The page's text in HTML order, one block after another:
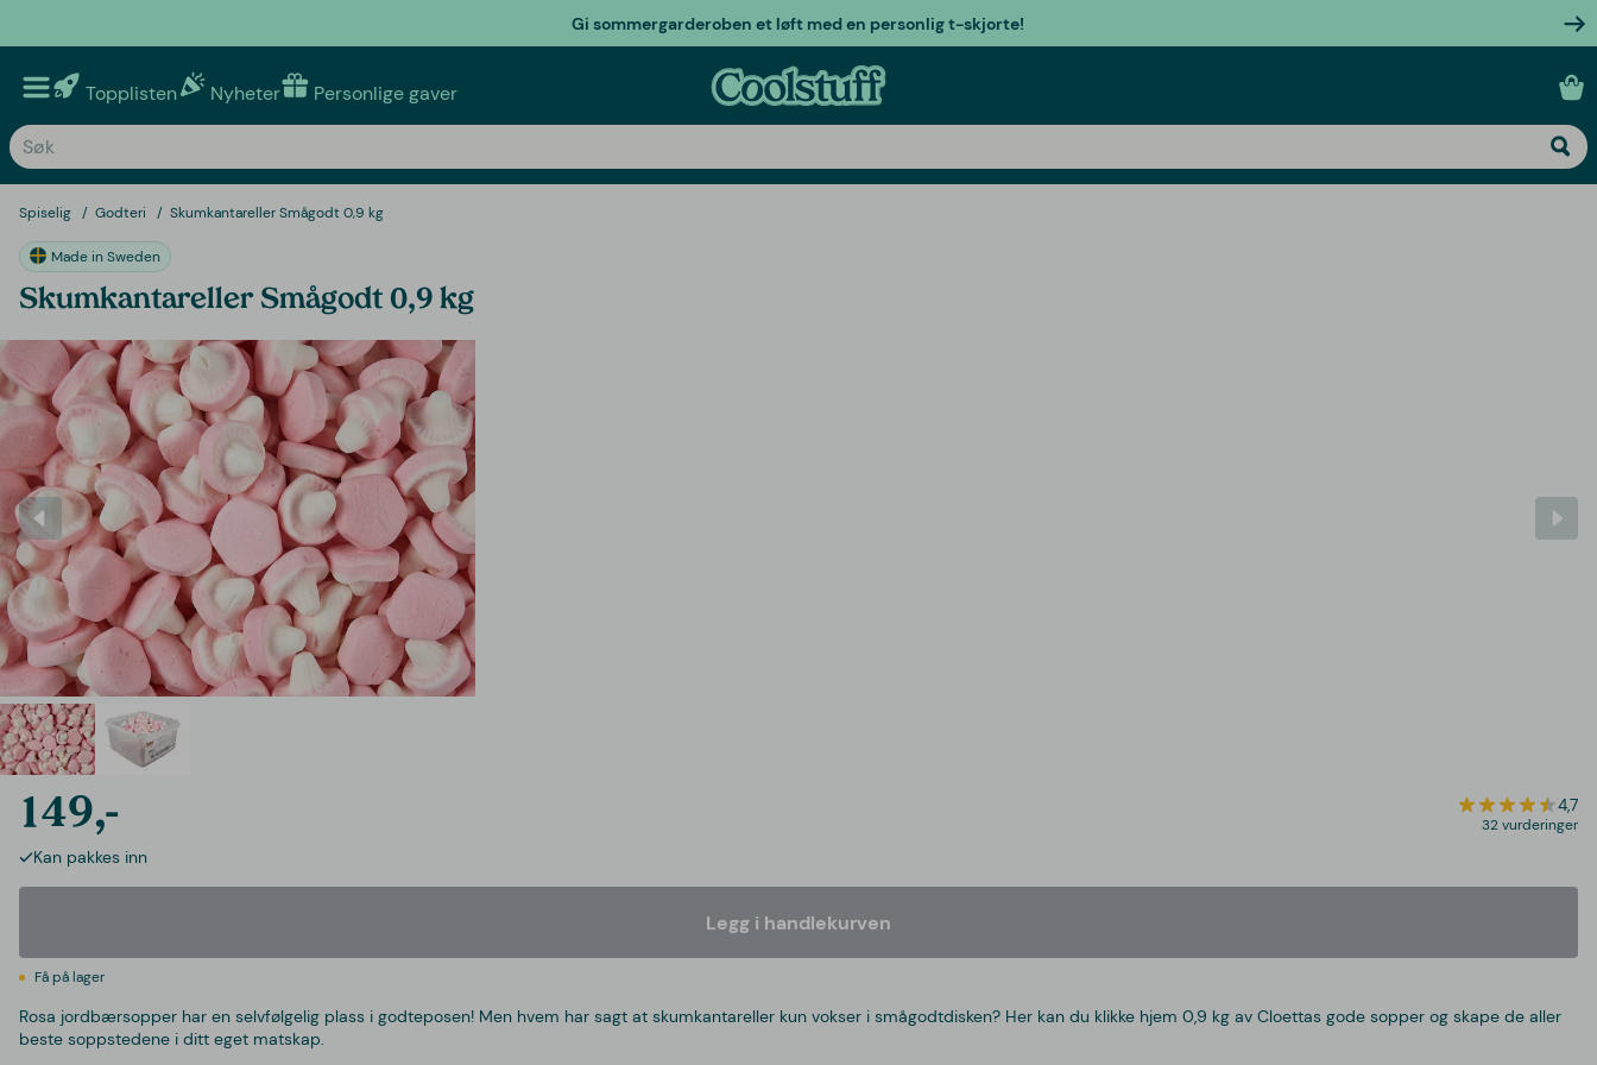
Gi sommergarderoben et løft med en personlig t-skjorte!
Topplisten Nyheter Personlige gaver
Spiselig Godteri Skumkantareller Smågodt 0,9 kg
Made in Sweden
Skumkantareller Smågodt 0,9 kg
149,- 4,7
32 vurderinger
Kan pakkes inn
Legg i handlekurven
Få på lager
Rosa jordbærsopper har en selvfølgelig plass i godteposen! Men hvem har sagt at skumkantareller kun vokser i smågodtdisken? Her kan du klikke hjem 0,9 kg av Cloettas gode sopper og skape de aller
beste soppstedene i ditt eget matskap.